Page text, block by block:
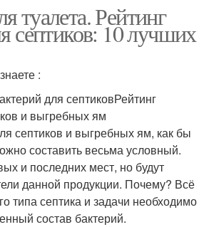
туалета. Рейтинг
септиков: 10 лучших
:
для септиковРейтинг
и выгребных ям
септиков и выгребных ям, как бы
составить весьма условный.
и последних мест, но будут
данной продукции. Почему? Всё
типа септика и задачи необходимо
состав бактерий.